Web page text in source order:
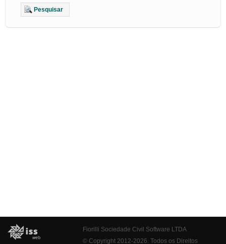
Pesquisar
Fiorilli Sociedade Civil Software LTDA
© Copyright 2012-2026. Todos os Direitos